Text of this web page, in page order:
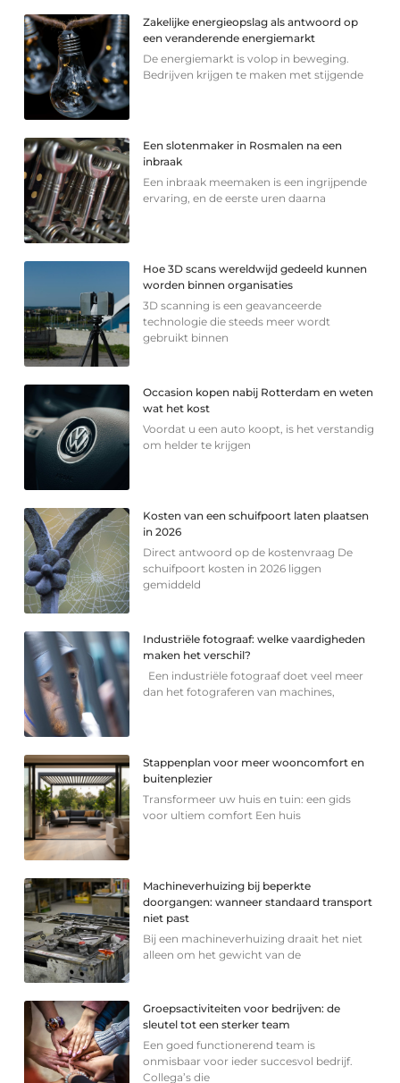
Zakelijke energieopslag als antwoord op
een veranderende energiemarkt
De energiemarkt is volop in beweging.
Bedrijven krijgen te maken met stijgende
Een slotenmaker in Rosmalen na een
inbraak
Een inbraak meemaken is een ingrijpende
ervaring, en de eerste uren daarna
Hoe 3D scans wereldwijd gedeeld kunnen
worden binnen organisaties
3D scanning is een geavanceerde
technologie die steeds meer wordt
gebruikt binnen
Occasion kopen nabij Rotterdam en weten
wat het kost
Voordat u een auto koopt, is het verstandig
om helder te krijgen
Kosten van een schuifpoort laten plaatsen
in 2026
Direct antwoord op de kostenvraag De
schuifpoort kosten in 2026 liggen
gemiddeld
Industriële fotograaf: welke vaardigheden
maken het verschil?
Een industriële fotograaf doet veel meer
dan het fotograferen van machines,
Stappenplan voor meer wooncomfort en
buitenplezier
Transformeer uw huis en tuin: een gids
voor ultiem comfort Een huis
Machineverhuizing bij beperkte
doorgangen: wanneer standaard transport
niet past
Bij een machineverhuizing draait het niet
alleen om het gewicht van de
Groepsactiviteiten voor bedrijven: de
sleutel tot een sterker team
Een goed functionerend team is
onmisbaar voor ieder succesvol bedrijf.
Collega’s die